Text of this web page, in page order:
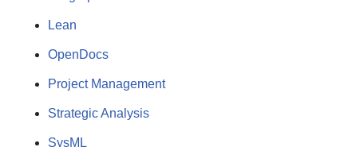
Lean
OpenDocs
Project Management
Strategic Analysis
SysML